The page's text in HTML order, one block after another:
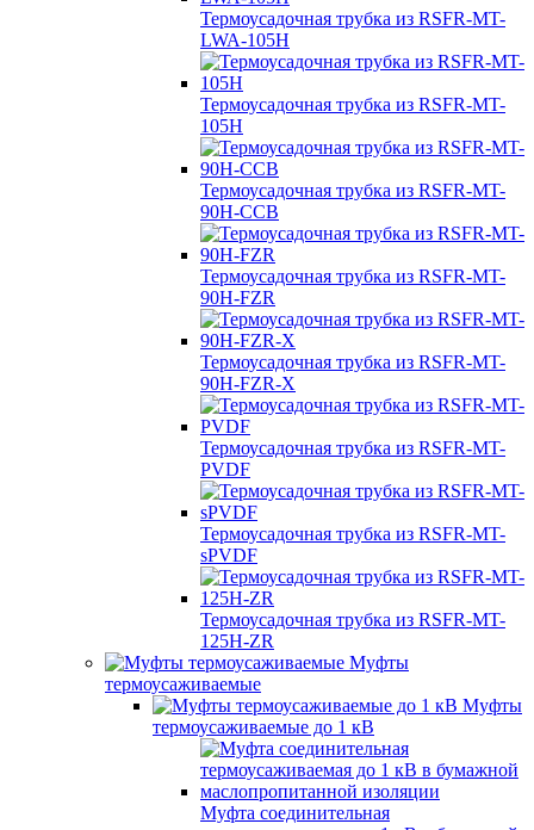
Термоусадочная трубка из RSFR-MT-
LWA-105H
Термоусадочная трубка из RSFR-MT-
105H
Термоусадочная трубка из RSFR-MT-
90H-CCB
Термоусадочная трубка из RSFR-MT-
90H-FZR
Термоусадочная трубка из RSFR-MT-
90H-FZR-X
Термоусадочная трубка из RSFR-MT-
PVDF
Термоусадочная трубка из RSFR-MT-
sPVDF
Термоусадочная трубка из RSFR-MT-
125H-ZR
Муфты
термоусаживаемые
Муфты
термоусаживаемые до 1 кВ
Муфта соединительная